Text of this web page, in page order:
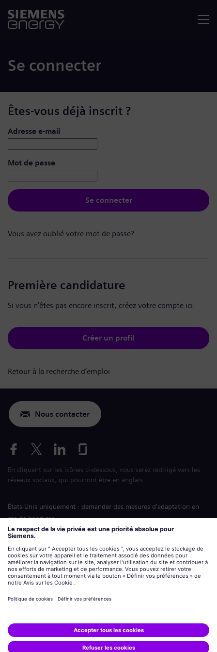
Se connecter
Êtes-vous déjà inscrit ?
Se connecter : nom d’utilisateur et mot de passe
Adresse e-mail
Mot de passe
Se connecter
Vous avez oublié votre mot de passe?
Première candidature
Si vous n’êtes pas encore inscrit, créez votre compte ici.
Créer un profil
Retour à la recherche d’emploi
Nous contacter
En cliquant sur les icônes ci-dessous, vous serez redirigé vers les
réseaux sociaux, qui pourront être en anglais.
États-Unis uniquement : demander des mesures d'adaptation en
cas de handicap
Labor Condition Application (Formulaire sur les conditions
siemens-energy.comSite Internet international
Informations sur l’entreprise
Avis de confidentialité
Siemens Energy est une marque déposée de Siemens AG.